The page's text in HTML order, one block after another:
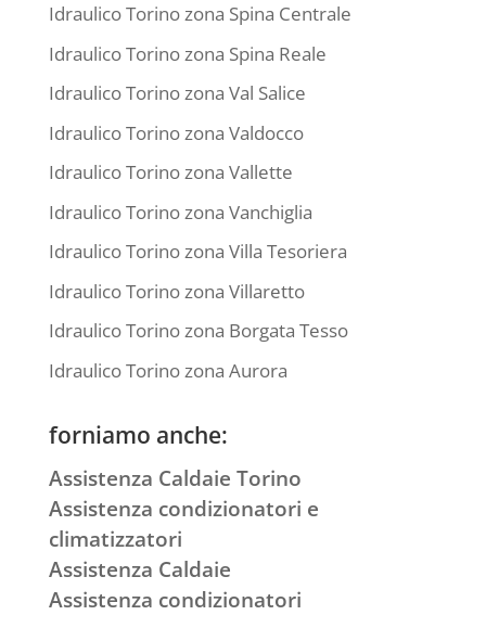
Idraulico Torino zona Spina Centrale
Idraulico Torino zona Spina Reale
Idraulico Torino zona Val Salice
Idraulico Torino zona Valdocco
Idraulico Torino zona Vallette
Idraulico Torino zona Vanchiglia
Idraulico Torino zona Villa Tesoriera
Idraulico Torino zona Villaretto
Idraulico Torino zona Borgata Tesso
Idraulico Torino zona Aurora
forniamo anche:
Assistenza Caldaie Torino
Assistenza condizionatori e
climatizzatori
Assistenza Caldaie
Assistenza condizionatori